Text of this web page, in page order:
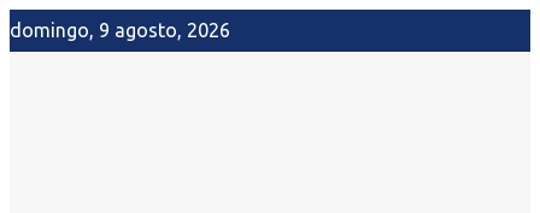
domingo, 9 agosto, 2026